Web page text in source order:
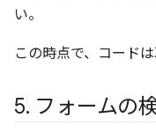
い。
この時点で、コード
5. フォームの